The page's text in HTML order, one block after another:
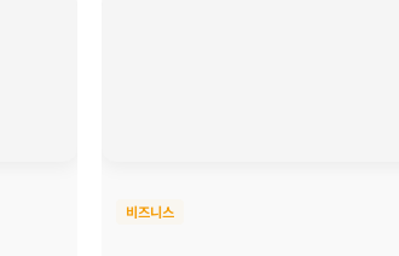
비즈니스